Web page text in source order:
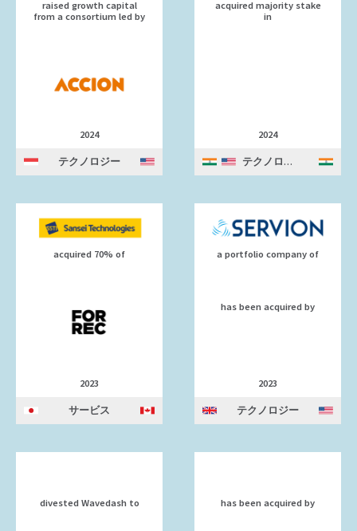
raised growth capital
from a consortium led by
2024
テクノロジー
acquired majority stake
in
2024
テクノロジー
acquired 70% of
2023
サービス
a portfolio company of
has been acquired by
2023
テクノロジー
divested Wavedash to has been acquired by